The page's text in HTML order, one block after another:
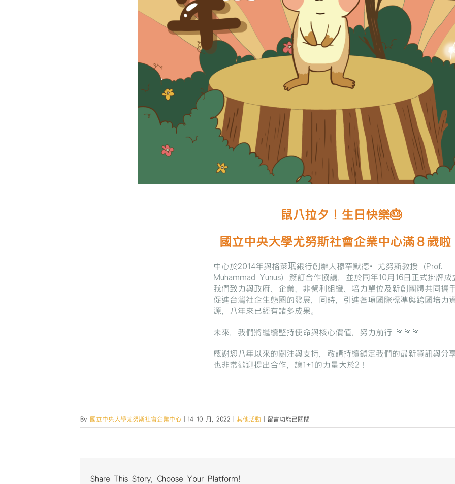
鼠八拉夕！生日快樂🎂
國立中央大學尤努斯社會企業中心滿８歲啦
中心於2014年與格萊珉銀行創辦人穆罕默德•尤努斯教授（Prof.
Muhammad Yunus）簽訂合作協議，並於同年10月16日正式掛牌成
我們致力與政府、企業、非營利組織、培力單位及新創團體共同攜手
促進台灣社企生態圈的發展，同時，引進各項國際標準與跨國培力
源，八年來已經有諸多成果。
未來，我們將繼續堅持使命與核心價值，努力前行 🏃‍🏃‍🏃‍
感謝您八年以來的關注與支持，敬請持續鎖定我們的最新資訊與分享
也非常歡迎提出合作，讓1+1的力量大於2！
By 國立中央大學尤努斯社會企業中心 14 10 月, 2022 其他活動
在
〈鼠
留言功能已關閉
Share This Story, Choose Your Platform!